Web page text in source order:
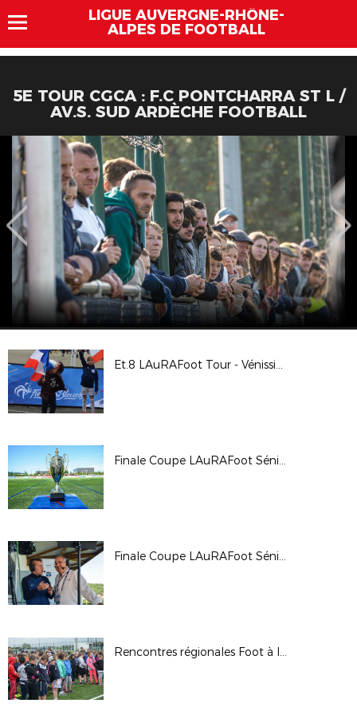
LIGUE AUVERGNE-RHÔNE-
ALPES DE FOOTBALL
5E TOUR CGCA : F.C PONTCHARRA ST L /
AV.S. SUD ARDÈCHE FOOTBALL
Et.8 LAuRAFoot Tour - Vénissieux
Finale Coupe LAuRAFoot Séniors Masculins 2019
Finale Coupe LAuRAFoot Séniors Féminines 2019
Rencontres régionales Foot à l'École - 2019